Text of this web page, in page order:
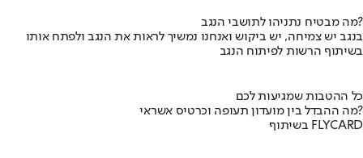
מה מבטיח נתניהו לתושבי הנגב?
בנגב יש צמיחה, יש ביקוש ואנחנו נמשיך לראות את הנגב ולפתח אותו
בשיתוף הרשות לפיתוח הנגב
כל ההטבות שמגיעות לכם
מה ההבדל בין מועדון תעופה וכרטיס אשראי?
בשיתוף FLYCARD